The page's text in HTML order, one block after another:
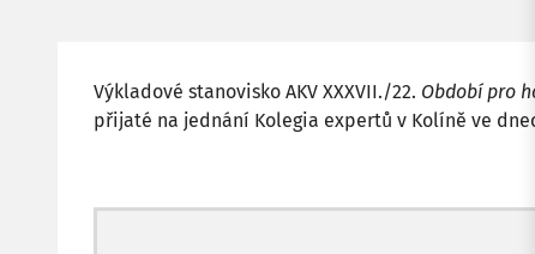
Výkladové stanovisko AKV XXXVII./22. Období pro
přijaté na jednání Kolegia expertů v Kolíně ve